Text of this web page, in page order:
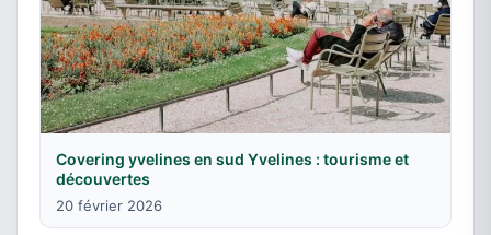
Covering yvelines en sud Yvelines : tourisme et
découvertes
20 février 2026